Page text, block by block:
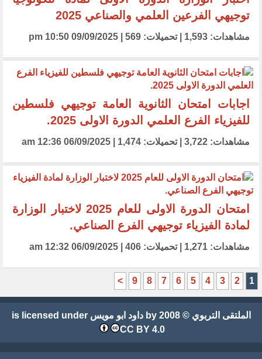
توجيهي الفرعين العلمي والصناعي 2025
مشاهدات: 1,593 | تحميلات: 569 | 09/09/2025 10:50 pm
اجابات امتحان الثانوية العامة توجيهي فلسطين
للفيزياء الفرع العلمي الدورة الاولى 2025.
مشاهدات: 3,722 | تحميلات: 1,474 | 06/09/2025 12:36 am
امتحان الدورة الاولى للعام 2025 لاختبار الوزارة
لمادة الفيزياء توجيهي الفرع الصناعي.
مشاهدات: 1,271 | تحميلات: 406 | 06/09/2025 12:32 am
1
2
3
4
5
6
7
8
9
>
الملتقى التربوي © 2008 by داود ابو مويس is licensed under
CC BY 4.0